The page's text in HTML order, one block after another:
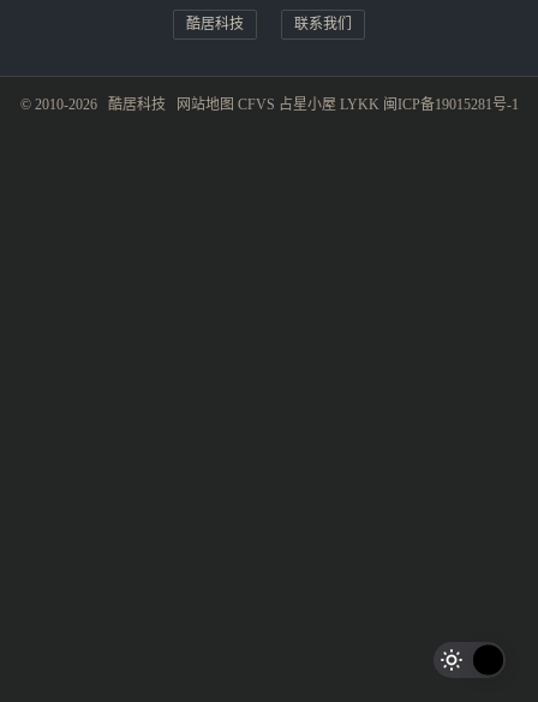
酷居科技 联系我们
© 2010-2026 酷居科技 网站地图 CFVS 占星小屋 LYKK 闽ICP备19015281号-1